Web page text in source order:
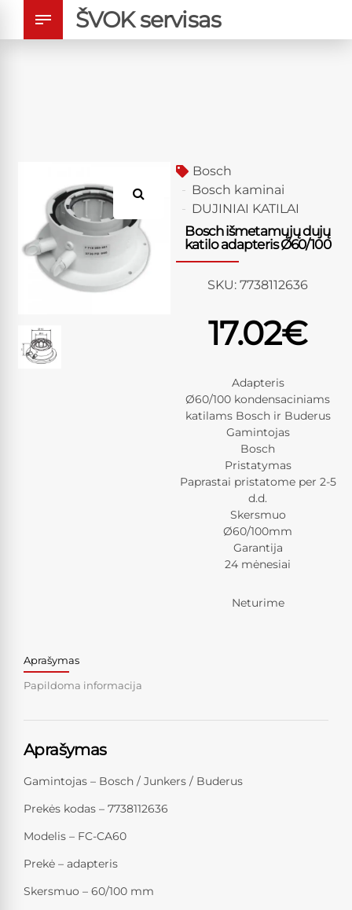
ŠVOK servisas
Bosch
Bosch kaminai
DUJINIAI KATILAI
Bosch išmetamųjų dujų
katilo adapteris Ø60/100
SKU: 7738112636
17.02€
Adapteris
Ø60/100 kondensaciniams
katilams Bosch ir Buderus
Gamintojas
Bosch
Pristatymas
Paprastai pristatome per 2-5
d.d.
Skersmuo
Ø60/100mm
Garantija
24 mėnesiai
Neturime
Aprašymas
Papildoma informacija
Aprašymas
Gamintojas – Bosch / Junkers / Buderus
Prekės kodas – 7738112636
Modelis – FC-CA60
Prekė – adapteris
Skersmuo – 60/100 mm